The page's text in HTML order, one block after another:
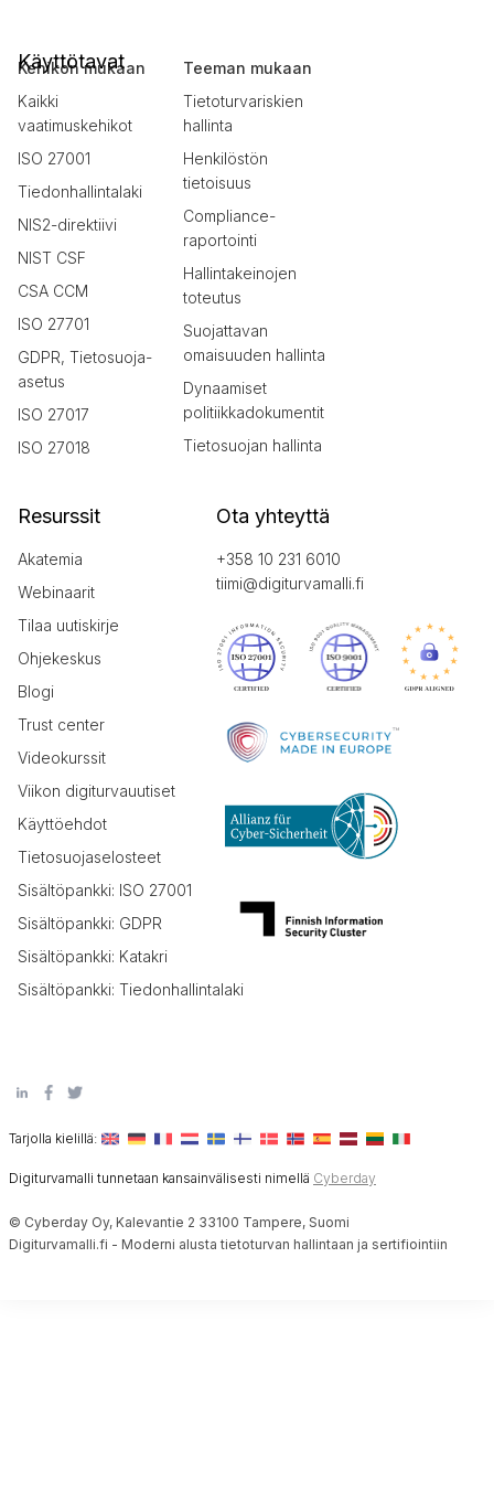
Käyttötavat
Kehikon mukaan
Kaikki
vaatimuskehikot
ISO 27001
Tiedonhallintalaki
NIS2-direktiivi
NIST CSF
CSA CCM
ISO 27701
GDPR, Tietosuoja-
asetus
ISO 27017
ISO 27018
Teeman mukaan
Tietoturvariskien
hallinta
Henkilöstön
tietoisuus
Compliance-
raportointi
Hallintakeinojen
toteutus
Suojattavan
omaisuuden hallinta
Dynaamiset
politiikkadokumentit
Tietosuojan hallinta
Resurssit
Akatemia
Webinaarit
Tilaa uutiskirje
Ohjekeskus
Blogi
Trust center
Videokurssit
Viikon digiturvauutiset
Käyttöehdot
Tietosuojaselosteet
Sisältöpankki: ISO 27001
Sisältöpankki: GDPR
Sisältöpankki: Katakri
Sisältöpankki: Tiedonhallintalaki
Ota yhteyttä
+358 10 231 6010
tiimi@digiturvamalli.fi
Tarjolla kielillä:
Digiturvamalli tunnetaan kansainvälisesti nimellä Cyberday
© Cyberday Oy, Kalevantie 2 33100 Tampere, Suomi
Digiturvamalli.fi - Moderni alusta tietoturvan hallintaan ja sertifiointiin